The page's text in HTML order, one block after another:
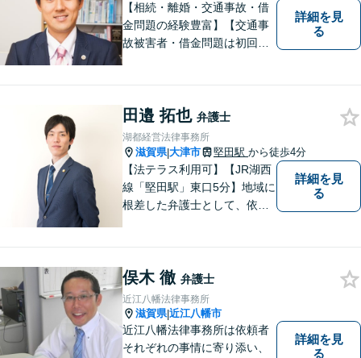
【相続・離婚・交通事故・借
金問題の経験豊富】【交通事
故被害者・借金問題は初回相
詳細を見
る
田邉 拓也 弁護士
湖都経営法律事務所
滋賀県|大津市 堅田駅 から徒歩4分
【法テラス利用可】【JR湖西
線「堅田駅」東口5分】地域に
根差した弁護士として、依頼
ます。弁護士に依頼するのは
敷居が高いとお考えの方も、
まずは一度ご相談ください。
詳細を見
る
俣木 徹 弁護士
近江八幡法律事務所
滋賀県|近江八幡市
近江八幡法律事務所は依頼者
それぞれの事情に寄り添い、
詳細を見
る